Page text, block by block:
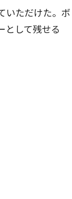
いただけた。ボ
として残せる